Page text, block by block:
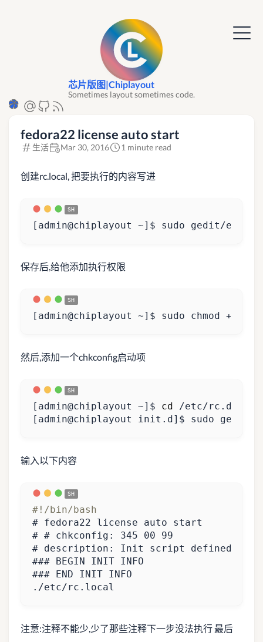
芯片版图|Chiplayout
Sometimes layout sometimes code.
fedora22 license auto start
生活 Mar 30, 2016 1 minute read
创建rc.local, 把要执行的内容写进
[ admin@chiplayout ~] $ sudo gedit/etc/
保存后,给他添加执行权限
[ admin@chiplayout ~] $ sudo chmod +x /
然后,添加一个chkconfig启动项
[ admin@chiplayout ~] $ cd
[ admin@chiplayout init.d] $ sudo gedit
输入以下内容
# fedora22 license auto start
# # chkconfig: 345 00 99
# description: Init script defined by
### BEGIN INIT INFO
### END INIT INFO
./etc/rc.local
注意:注释不能少,少了那些注释下一步没法执行 最后